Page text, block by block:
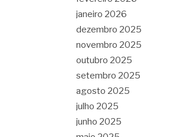
janeiro 2026
dezembro 2025
novembro 2025
outubro 2025
setembro 2025
agosto 2025
julho 2025
junho 2025